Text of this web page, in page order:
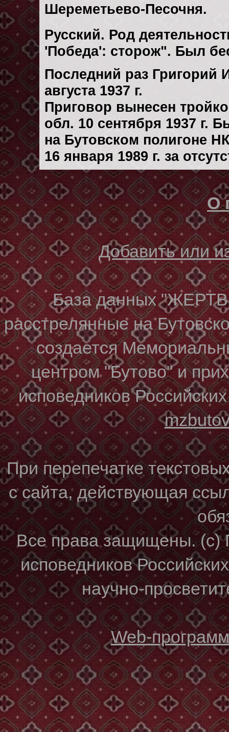
Шереметьево-Песочня.
Русский. Род
'Победа': сторож". Был
Последний раз Григорий
августа 1937 г.
Приговор вынесен
обл. 10 сентября 1937 г.
на Бутовском полигоне
16 января 1989 г. за
О
Добавить или
База данных
расстрелянные на
создается
центром "Бутово" и
исповедников
При перепечатке
с сайта, действующая
Все права защищены. (с)
исповедников
научно-
Web-